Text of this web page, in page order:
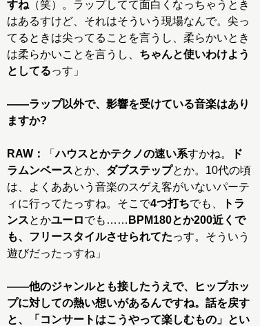
すね （笑）。ラップしてて面白くなっちゃうとき
はあるすけど、それはそういう現場なんで。尖っ
てるときは尖ってることを言うし、柔らかいとき
は柔らかいことを言うし、 ちゃんと使いわけよう
としてるっす」
——ラップ以外で、影響を受けている音楽はあり
ますか?
RAW： 「ハウスとかテクノの速い系すかね。
ド
ラムンベースとか、 ダブステップとか。10代の頃
は、よくああいう音楽のスゲえ客がいないパーテ
ィに行ってたっすね。そこで4つ打ちでも、
トラ
ンスとかユーロでも…… BPM180とか200近くで
も、フリースタイルさせられてたっす。そういう
遊びだったっすね」
——他のジャンルとも接したうえで、ヒップホッ
プに対しての熱い想いがあるんですね。話を戻す
と、「コンサートはこうやって楽しむもの」とい